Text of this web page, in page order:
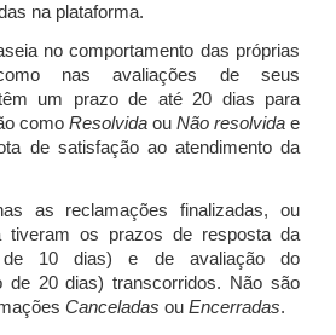
na plataforma.
no comportamento das próprias
nas avaliações de seus
um prazo de até 20 dias para
como Resolvida ou Não resolvida e
de satisfação ao atendimento da
as reclamações finalizadas, ou
tiveram os prazos de resposta da
de 10 dias) e de avaliação do
de 20 dias) transcorridos. Não são
Canceladas ou Encerradas.